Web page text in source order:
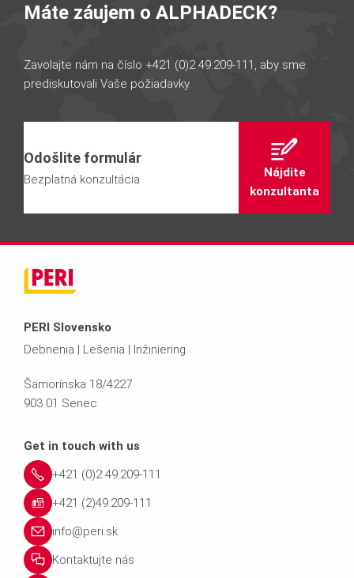
Máte záujem o ALPHADECK?
Zavolajte nám na číslo +421 (0)2 49.209-111, aby sme
prediskutovali Vaše požiadavky.
Odošlite formulár
Bezplatná konzultácia
Nájdite
konzultanta
PERI Slovensko
Debnenia | Lešenia | Inžiniering
Šamorínska 18/4227
903 01 Senec
Get in touch with us
+421 (0)2 49.209-111
+421 (2)49.209-111
info@peri.sk
Kontaktujte nás